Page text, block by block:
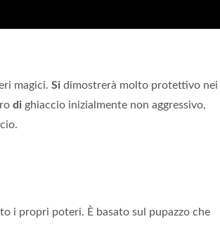
magici. Si dimostrerà molto protettivo nei
di ghiaccio inizialmente non aggressivo,
i propri poteri. È basato sul pupazzo che